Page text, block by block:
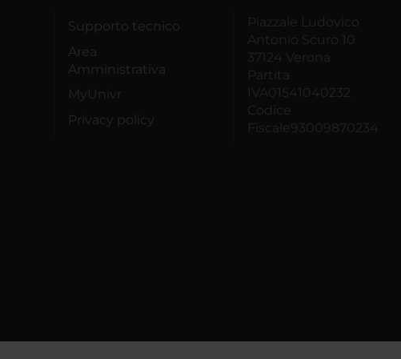
Supporto tecnico
Area
Amministrativa
MyUnivr
Privacy policy
Piazzale Ludovico
Antonio Scuro 10
37124 Verona
Partita
IVA01541040232
Codice
Fiscale93009870234